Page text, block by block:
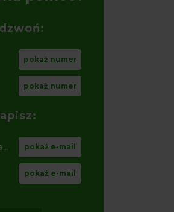
pokaż numer
pokaż numer
zamowienia@ ... pokaż e-mail
pokaż e-mail